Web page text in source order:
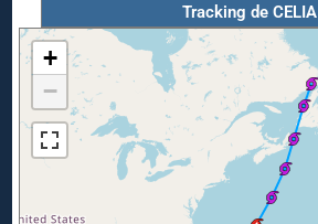
Tracking de CELIA
+
−